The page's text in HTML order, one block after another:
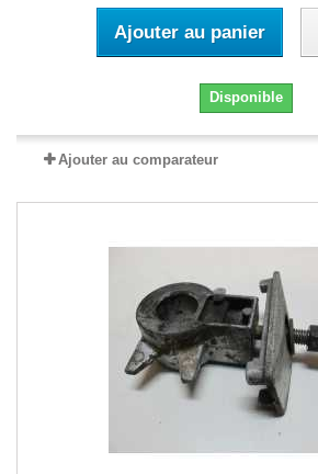
Ajouter au panier
Disponible
Ajouter au comparateur